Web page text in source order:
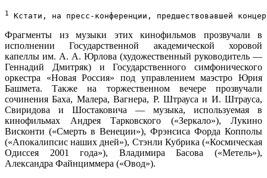
1 Кстати, на пресс-конференции, предшествовавшей
Фрагменты из музыки этих кинофильмов прозвучали в
исполнении Государственной академической хоровой
капеллы им. А. А. Юрлова (художественный руководитель —
Геннадий Дмитряк) и Государственного симфонического
оркестра «Новая Россия» под управлением маэстро Юрия
Башмета. Также на торжественном вечере прозвучали
сочинения Баха, Малера, Вагнера, Р. Штрауса и И. Штрауса,
Свиридова и Шостаковича — музыка, используемая в
кинофильмах Андрея Тарковского («Зеркало»), Лукино
Висконти («Смерть в Венеции»), Фрэнсиса Форда Копполы
(«Апокалипсис наших дней»), Стэнли Кубрика («Космическая
Одиссея 2001 года»), Владимира Басова («Метель»),
Александра Файнциммера («Овод»).